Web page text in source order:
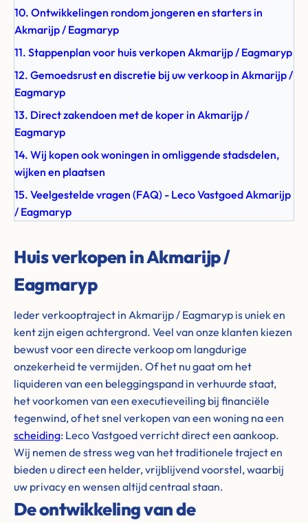
10. Ontwikkelingen rondom jongeren en starters in
Akmarijp / Eagmaryp
11. Stappenplan voor huis verkopen Akmarijp / Eagmaryp
12. Gemoedsrust en discretie bij uw verkoop in Akmarijp /
Eagmaryp
13. Direct zakendoen met de koper in Akmarijp /
Eagmaryp
14. Wij kopen ook woningen in omliggende stadsdelen,
wijken en plaatsen
15. Veelgestelde vragen (FAQ) - Leco Vastgoed Akmarijp
/ Eagmaryp
Huis verkopen in Akmarijp /
Eagmaryp
Ieder verkooptraject in Akmarijp / Eagmaryp is uniek en
kent zijn eigen achtergrond. Veel van onze klanten kiezen
bewust voor een directe verkoop om langdurige
onzekerheid te vermijden. Of het nu gaat om het
liquideren van een beleggingspand in verhuurde staat,
het voorkomen van een executieveiling bij financiële
tegenwind, of het snel verkopen van een woning na een
scheiding: Leco Vastgoed verricht direct een aankoop.
Wij nemen de stress weg van het traditionele traject en
bieden u direct een helder, vrijblijvend voorstel, waarbij
uw privacy en wensen altijd centraal staan.
De ontwikkeling van de